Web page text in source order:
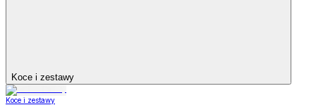
Koce i zestawy
Koce i zestawy